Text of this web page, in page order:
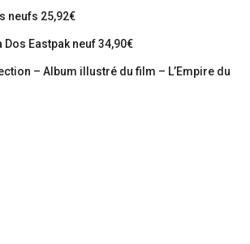
neufs 25,92€
Eastpak neuf 34,90€
– Album illustré du film – L’Empire du